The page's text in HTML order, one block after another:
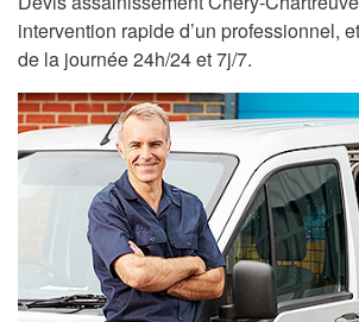
intervention rapide d’un professionnel,
de la journée 24h/24 et 7j/7.